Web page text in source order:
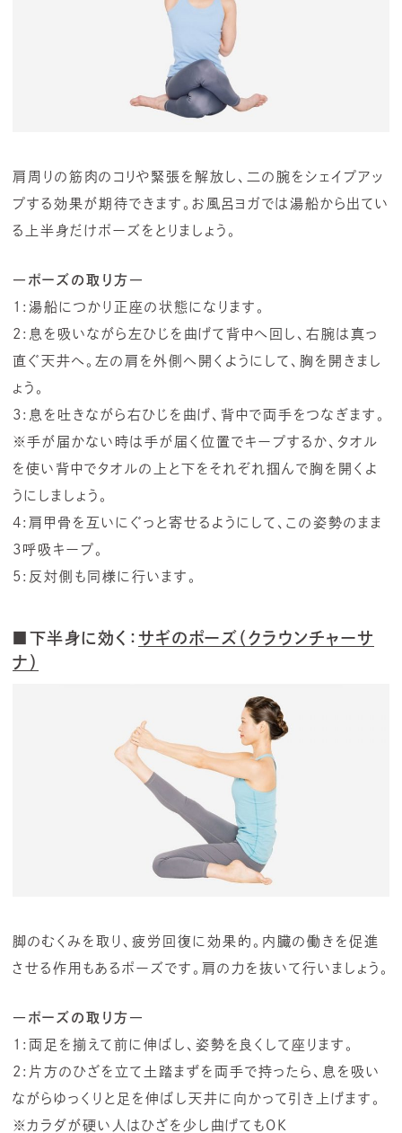
肩周りの筋肉のコリや緊張を解放し、二の腕をシェイプアッ
プする効果が期待できます。お風呂ヨガでは湯船から出てい
る上半身だけポーズをとりましょう。
―ポーズの取り方―
1:湯船につかり正座の状態になります。
2:息を吸いながら左ひじを曲げて背中へ回し、右腕は真っ
直ぐ天井へ。左の肩を外側へ開くようにして、胸を開きまし
ょう。
3:息を吐きながら右ひじを曲げ、背中で両手をつなぎます。
※手が届かない時は手が届く位置でキープするか、タオル
を使い背中でタオルの上と下をそれぞれ掴んで胸を開くよ
うにしましょう。
4:肩甲骨を互いにぐっと寄せるようにして、この姿勢のまま
3呼吸キープ。
5:反対側も同様に行います。
■下半身に効く： サギのポーズ（クラウンチャーサ
ナ）
脚のむくみを取り、疲労回復に効果的。内臓の働きを促進
させる作用もあるポーズです。肩の力を抜いて行いましょう。
―ポーズの取り方―
1:両足を揃えて前に伸ばし、姿勢を良くして座ります。
2:片方のひざを立て土踏まずを両手で持ったら、息を吸い
ながらゆっくりと足を伸ばし天井に向かって引き上げます。
※カラダが硬い人はひざを少し曲げてもOK